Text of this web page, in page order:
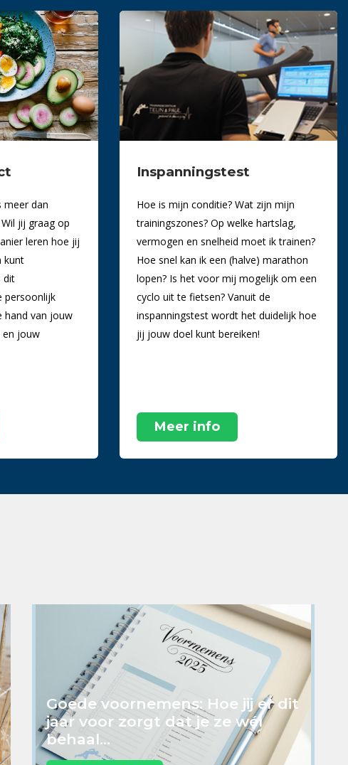
meer dan
Wil jij graag op
leren hoe jij
kunt
dit
persoonlijk
hand van jouw
en jouw
Inspanningstest
Hoe is mijn conditie? Wat zijn mijn
trainingszones? Op welke hartslag,
vermogen en snelheid moet ik trainen?
Hoe snel kan ik een (halve) marathon
lopen? Is het voor mij mogelijk om een
cyclo uit te fietsen? Vanuit de
inspanningstest wordt het duidelijk hoe
jij jouw doel kunt bereiken!
Meer info
Goede voornemens: Hoe jij er dit
jaar voor zorgt dat je ze wél
behaal...